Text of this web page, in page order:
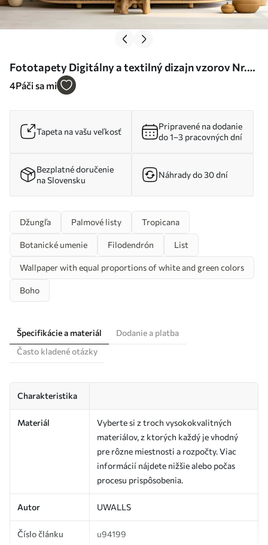
Fototapety Digitálny a textilný dizajn vzorov Nr.
u94199
4Páči sa mi
Tapeta na vašu veľkosť
Pripravené na dodanie
do 1–3 pracovných dní
Bezplatné doručenie
na Slovensku
Náhrady do 30 dní
Džungľa Palmové listy Tropicana
Botanické umenie Filodendrón List
Wallpaper with equal proportions of white and green colors
Boho
Špecifikácie a materiál
Dodanie a platba
Často kladené otázky
Charakteristika
Materiál
Vyberte si z troch vysokokvalitných
materiálov, z ktorých každý je vhodný
pre rôzne miestnosti a rozpočty. Viac
informácií nájdete nižšie alebo počas
procesu prispôsobenia.
Autor UWALLS
Číslo článku u94199